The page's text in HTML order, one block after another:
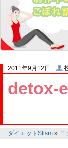
detox-
2011年9月12日
ダイエットSlism » ニ